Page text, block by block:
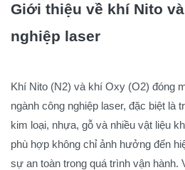
Giới thiệu về khí Nito
nghiệp laser
Khí Nito (N2) và khí Oxy (O2) đóng
ngành công nghiệp laser, đặc biệt là
kim loại, nhựa, gỗ và nhiều vật liệu
phù hợp không chỉ ảnh hưởng đến
sự an toàn trong quá trình vận hành.